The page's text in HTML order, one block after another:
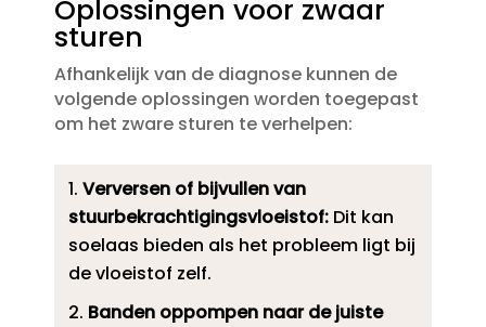
Oplossingen voor zwaar
sturen
Afhankelijk van de diagnose kunnen de
volgende oplossingen worden toegepast
om het zware sturen te verhelpen:
Verversen of bijvullen van
stuurbekrachtigingsvloeistof:Dit kan
soelaas bieden als het probleem ligt bij
de vloeistof zelf.​
Banden oppompen naar de juiste